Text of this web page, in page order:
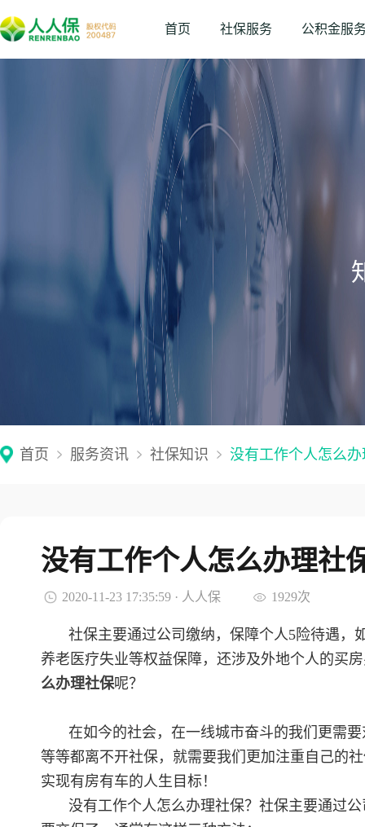
首页 社保服务 公积金服
首页 服务资讯 社保知识 没有工作个人怎么
没有工作个人怎么办理社
2020-11-23 17:35:59 · 人人保 1929次
社保主要通过公司缴纳，保障个人5险待遇，
养老医疗失业等权益保障，还涉及外地个人的买
么办理社保呢？
在如今的社会，在一线城市奋斗的我们更需
等等都离不开社保，就需要我们更加注重自己的
实现有房有车的人生目标！
没有工作个人怎么办理社保？社保主要通过